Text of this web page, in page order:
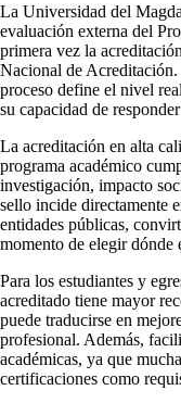
La Universidad del
evaluación externa del
primera vez la
Nacional de
proceso define el nivel
su capacidad de
La acreditación en alta
programa académico
investigación, impacto
sello incide directamente
entidades públicas,
momento de elegir dónde
Para los estudiantes y
acreditado tiene mayor
puede traducirse en
profesional. Además,
académicas, ya que
certificaciones como